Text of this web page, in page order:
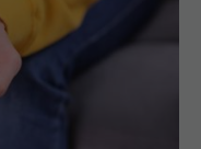
și cum poate fi
efectul